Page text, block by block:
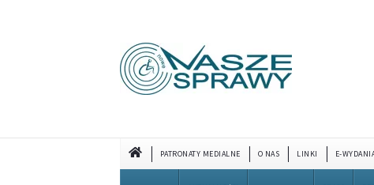
PATRONATY MEDIALNE O NAS LINKI E-